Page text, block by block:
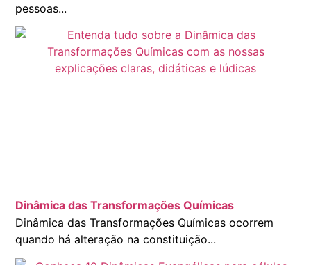
pessoas...
Dinâmica das Transformações Químicas
Dinâmica das Transformações Químicas ocorrem
quando há alteração na constituição...